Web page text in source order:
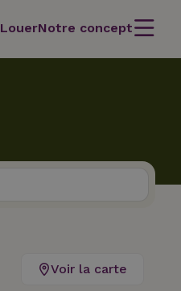
LouerNotre concept
Voir la carte